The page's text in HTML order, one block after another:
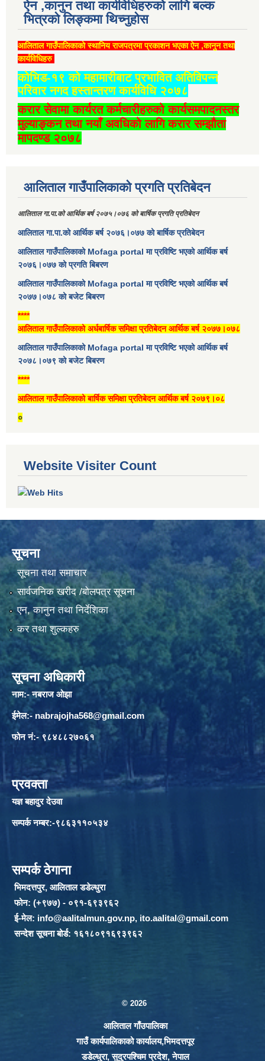
ऐन ,कानुन तथा कार्यविधिहरुको लागि बल्क
भित्रको लिङ्कमा थिच्‍नुहोस
आलिताल गाउँपालिकाको स्थानिय राजपत्रमा प्रकाशन भएका ऐन ,कानुन तथा
कार्यविधिहरु
कोभिड-१९ को महामारीबाट प्रभावित अतिविपन्न
परिवार नगद हस्तान्तरण कार्यविधि २०७८
करार सेवामा कार्यरत कर्मचारीहरुको कार्यसमपादनस्तर
मुल्याङ्कन तथा नयाँ अवधिको लागि करार सम्झौता
मापदण्ड २०७८
आलिताल गाउँपालिकाको प्रगति प्रतिबेदन
आलिताल गा.पा.को आर्थिक बर्ष २०७५।०७६ को बार्षिक प्रगति प्रतिबेदन
आलिताल गा.पा.को आर्थिक बर्ष २०७६।०७७ को बार्षिक प्रतिबेदन
आलिताल गाउँपालिकाको Mofaga portal मा प्रविष्टि भएको आर्थिक बर्ष
२०७६।०७७ को प्रगति बिबरण
आलिताल गाउँपालिकाको Mofaga portal मा प्रविष्टि भएको आर्थिक बर्ष
२०७७।०७८ को बजेट बिबरण
****
आलिताल गाउँपालिकाको अर्धबार्षिक समिक्षा प्रतिबेदन आर्थिक बर्ष २०७७।०७८
आलिताल गाउँपालिकाको Mofaga portal मा प्रविष्टि भएको आर्थिक बर्ष
२०७८।०७९ को बजेट बिबरण
****
आलिताल गाउँपालिकाको बार्षिक समिक्षा प्रतिबेदन आर्थिक बर्ष २०७९।०८
०
Website Visiter Count
सूचना
सूचना तथा समाचार
सार्वजनिक खरीद /बोलपत्र सूचना
एन, कानुन तथा निर्देशिका
कर तथा शुल्कहरु
सूचना अधिकारी
नाम:- नबराज ओझा
ईमेल:- nabrajojha568@gmail.com
फोन नं:- ९८४८८२७०६१
प्रवक्ता
यज्ञ बहादुर देउवा
सम्पर्क नम्बर:-९८६३११०५३४
सम्पर्क ठेगाना
भिमदत्तपुर, आलिताल डडेल्धुरा
फोन: (+९७७) - ०९१-६९३९६२
ई-मेल: info@aalitalmun.gov.np, ito.aalital@gmail.com
सन्देश सूचना बोर्ड: १६१८०९१६९३९६२
© 2026
आलिताल गाँउपालिका
गाउँ कार्यपालिकाको कार्यालय,भिमदत्तपूर
डडेल्धुरा, सुदुरपश्चिम प्रदेश, नेपाल